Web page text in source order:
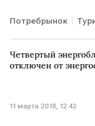
Потребрынок
Четвертый
отключен от
11 марта 2018, 12:42